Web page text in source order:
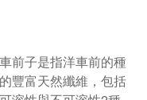
前子是指洋車前的種
豐富天然纖維，包括